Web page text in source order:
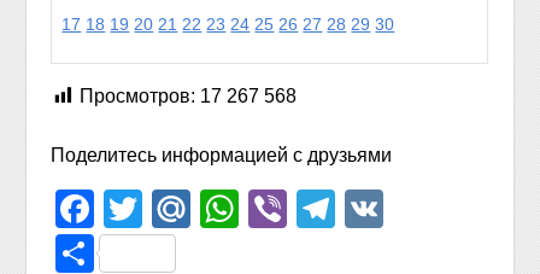
17 18 19 20 21 22 23 24 25 26 27 28 29 30
Просмотров: 17 267 568
Поделитесь информацией с друзьями
Facebook
TwitterMail.Ru
WhatsApp
ViberTelegram
Отправить